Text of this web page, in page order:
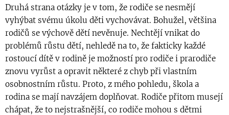
Druhá strana otázky je v tom, že rodiče se nesmějí
vyhýbat svému úkolu děti vychovávat. Bohužel, většina
rodičů se výchově dětí nevěnuje. Nechtějí vnikat do
problémů růstu dětí, nehledě na to, že fakticky každé
rostoucí dítě v rodině je možností pro rodiče i prarodiče
znovu vyrůst a opravit některé z chyb při vlastním
osobnostním růstu. Proto, z mého pohledu, škola a
rodina se mají navzájem doplňovat. Rodiče přitom musejí
chápat, že to nejstrašnější, co rodiče mohou s dětmi